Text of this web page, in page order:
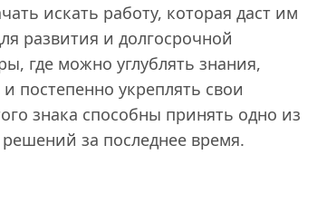
искать работу, которая даст им
развития и долгосрочной
где можно углублять знания,
постепенно укреплять свои
знака способны принять одно из
за последнее время.